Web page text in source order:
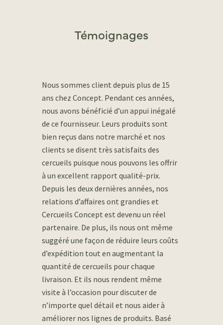
Témoignages
Nous sommes client depuis plus de 15
ans chez Concept. Pendant ces années,
nous avons bénéficié d’un appui inégalé
de ce fournisseur. Leurs produits sont
bien reçus dans notre marché et nos
clients se disent très satisfaits des
cercueils puisque nous pouvons les offrir
à un excellent rapport qualité-prix.
Depuis les deux dernières années, nos
relations d’affaires ont grandies et
Cercueils Concept est devenu un réel
partenaire. De plus, ils nous ont même
suggéré une façon de réduire leurs coûts
d’expédition tout en augmentant la
quantité de cercueils pour chaque
livraison. Et ils nous rendent même
visite à l’occasion pour discuter de
n’importe quel détail et nous aider à
améliorer nos lignes de produits. Basé